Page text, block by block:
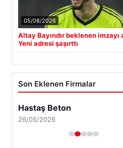
05/08/2026
Altay Bayındır beklenen imzayı
Yeni adresi şaşırttı
Son Eklenen Firmalar
Hastaş Beton
26/05/2026